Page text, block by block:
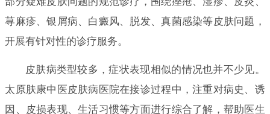
荨麻疹、银屑病、白癜风、脱发、真菌感染等皮肤问题，
开展有针对性的诊疗服务。
皮肤病类型较多，症状表现相似的情况也并不少见。
太原肤康中医皮肤病医院在接诊过程中，注重对病史、诱
因、皮损表现、生活习惯等方面进行综合了解，帮助医生